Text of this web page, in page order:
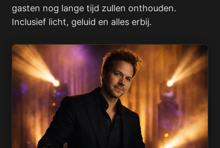
gasten nog lange tijd zullen onthouden.
Inclusief licht, geluid en alles erbij.